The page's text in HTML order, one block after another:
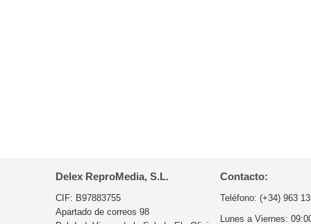
Delex ReproMedia, S.L.
CIF: B97883755
Apartado de correos 98
Contacto:
Teléfono: (+34) 963
Lunes a Viernes: